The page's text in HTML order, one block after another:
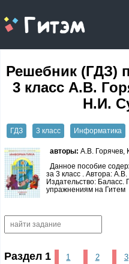
gitem.me
Решебник (ГДЗ)
3 класс А.В.
Н.И.
ГДЗ 3 класс Информатика
авторы: А.В. Горячев,
Данное пособие
за 3 класс . Автора:
Издательство:
упражнениям на Гитем
Раздел 1 1 2 3